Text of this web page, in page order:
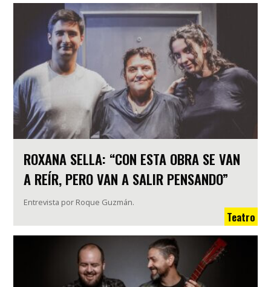
ROXANA SELLA: “CON ESTA OBRA SE VAN
A REÍR, PERO VAN A SALIR PENSANDO”
Entrevista por Roque Guzmán.
Teatro